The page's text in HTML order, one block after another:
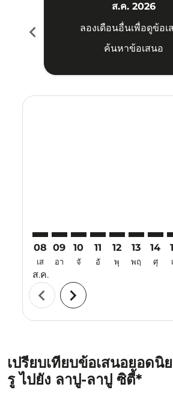
chevron_left
ส.ค. 2026
ลองเดือนอื่นเพื่อดูข้อเ
ค้นหาข้อเสนอ
08
เส
ส.ค.
09
อา
10
จั
11
อั
12
พุ
13
พฤ
14
ศุ
chevron_left chevron_right
เปรียบเทียบข้อเสนอยอดนิ
รู ไปยัง ลาปู-ลาปู ซิตี้*